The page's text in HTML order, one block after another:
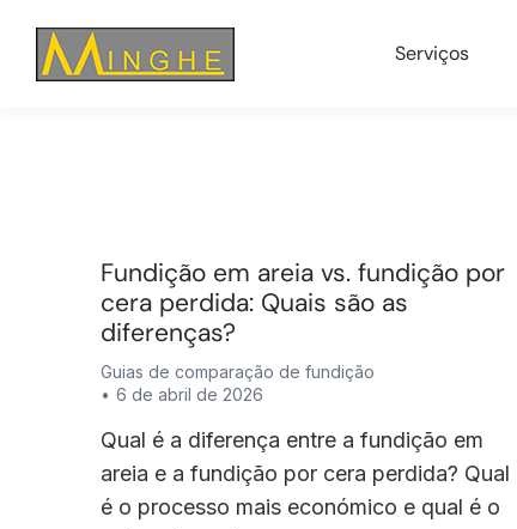
Serviços
Fundição em areia vs. fundição por
cera perdida: Quais são as
diferenças?
Guias de comparação de fundição
6 de abril de 2026
Qual é a diferença entre a fundição em
areia e a fundição por cera perdida? Qual
é o processo mais económico e qual é o